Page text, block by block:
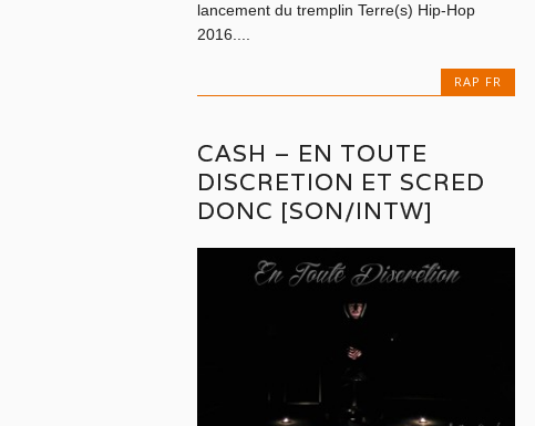
lancement du tremplin Terre(s) Hip-Hop
2016....
RAP FR
CASH – EN TOUTE
DISCRETION ET SCRED
DONC [SON/INTW]